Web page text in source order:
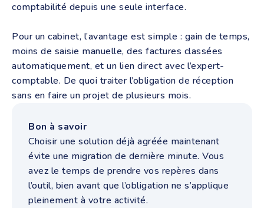
comptabilité depuis une seule interface.
Pour un cabinet, l’avantage est simple : gain de temps,
moins de saisie manuelle, des factures classées
automatiquement, et un lien direct avec l’expert-
comptable. De quoi traiter l’obligation de réception
sans en faire un projet de plusieurs mois.
Bon à savoir
Choisir une solution déjà agréée maintenant
évite une migration de dernière minute. Vous
avez le temps de prendre vos repères dans
l’outil, bien avant que l’obligation ne s’applique
pleinement à votre activité.